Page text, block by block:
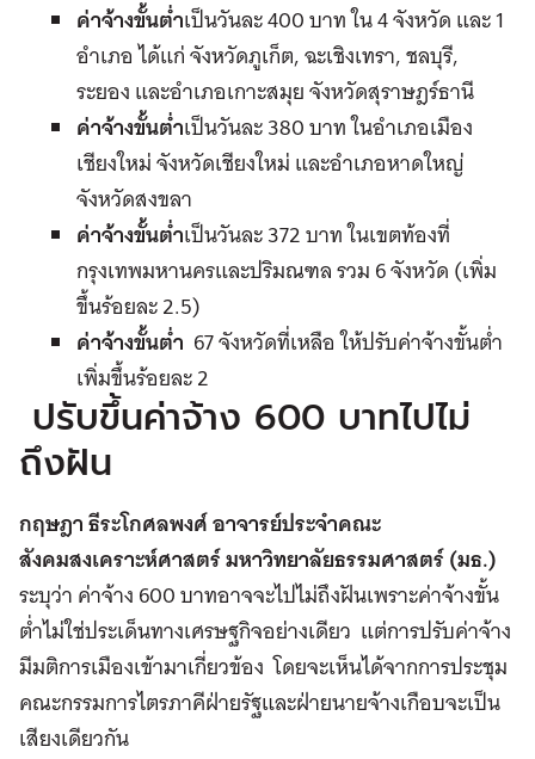
ค่าจ้างขั้นต่ำเป็นวันละ 400 บาท ใน 4 จังหวัด และ 1
อำเภอ ได้แก่ จังหวัดภูเก็ต, ฉะเชิงเทรา, ชลบุรี,
ระยอง และอำเภอเกาะสมุย จังหวัดสุราษฎร์ธานี
ค่าจ้างขั้นต่ำเป็นวันละ 380 บาท ในอำเภอเมือง
เชียงใหม่ จังหวัดเชียงใหม่ และอำเภอหาดใหญ่
จังหวัดสงขลา
ค่าจ้างขั้นต่ำเป็นวันละ 372 บาท ในเขตท้องที่
กรุงเทพมหานครและปริมณฑล รวม 6 จังหวัด (เพิ่ม
ขึ้นร้อยละ 2.5)
ค่าจ้างขั้นต่ำ 67 จังหวัดที่เหลือ ให้ปรับค่าจ้างขั้นต่ำ
เพิ่มขึ้นร้อยละ 2
ปรับขึ้นค่าจ้าง 600 บาทไปไม่
ถึงฝัน
กฤษฎา ธีระโกศลพงศ์ อาจารย์ประจำคณะ
สังคมสงเคราะห์ศาสตร์ มหาวิทยาลัยธรรมศาสตร์ (มธ.)
ระบุว่า ค่าจ้าง 600 บาทอาจจะไปไม่ถึงฝันเพราะค่าจ้างขั้น
ต่ำไม่ใช่ประเด็นทางเศรษฐกิจอย่างเดียว แต่การปรับค่าจ้าง
มีมติการเมืองเข้ามาเกี่ยวข้อง โดยจะเห็นได้จากการประชุม
คณะกรรมการไตรภาคีฝ่ายรัฐและฝ่ายนายจ้างเกือบจะเป็น
เสียงเดียวกัน